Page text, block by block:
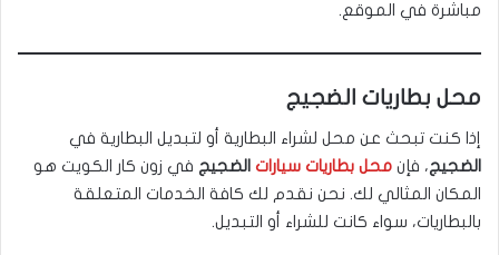
مباشرة في الموقع.
محل بطاريات الضجيج
إذا كنت تبحث عن محل لشراء البطارية أو لتبديل البطارية في
الضجيج، فإن محل بطاريات سيارات الضجيج في زون كار الكويت هو
المكان المثالي لك. نحن نقدم لك كافة الخدمات المتعلقة
بالبطاريات، سواء كانت للشراء أو التبديل.